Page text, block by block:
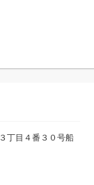
丁目４番３０号船